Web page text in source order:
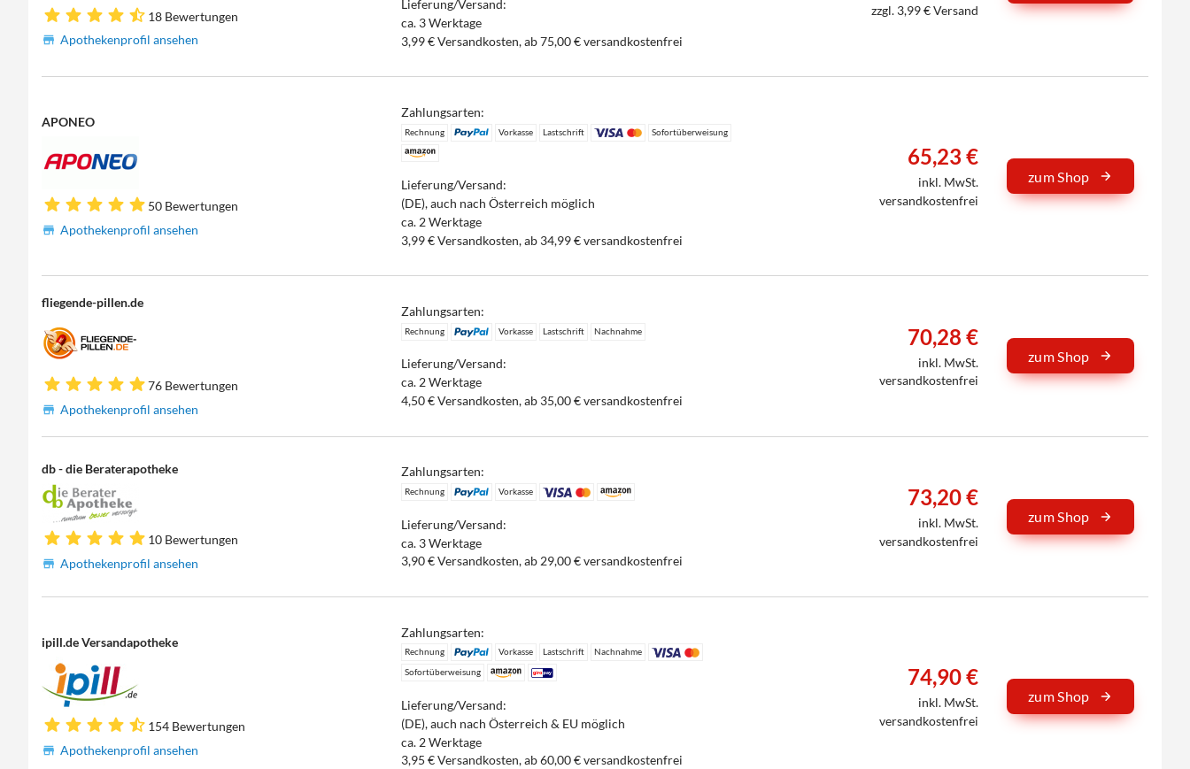
18 Bewertungen
Apothekenprofil ansehen
Lieferung/Versand:
ca. 3 Werktage
3,99 € Versandkosten, ab 75,00 € versandkostenfrei
zzgl. 3,99 € Versand
APONEO
50 Bewertungen
Apothekenprofil ansehen
Zahlungsarten:
Rechnung Vorkasse Lastschrift Sofortüberweisung
Lieferung/Versand:
(DE), auch nach Österreich möglich
ca. 2 Werktage
3,99 € Versandkosten, ab 34,99 € versandkostenfrei
65,23 €
inkl. MwSt.
versandkostenfrei
zum Shop
fliegende-pillen.de
76 Bewertungen
Apothekenprofil ansehen
Zahlungsarten:
Rechnung Vorkasse Lastschrift Nachnahme
Lieferung/Versand:
ca. 2 Werktage
4,50 € Versandkosten, ab 35,00 € versandkostenfrei
70,28 €
inkl. MwSt.
versandkostenfrei
zum Shop
db - die Beraterapotheke
10 Bewertungen
Apothekenprofil ansehen
Zahlungsarten:
Rechnung Vorkasse
Lieferung/Versand:
ca. 3 Werktage
3,90 € Versandkosten, ab 29,00 € versandkostenfrei
73,20 €
inkl. MwSt.
versandkostenfrei
zum Shop
ipill.de Versandapotheke
154 Bewertungen
Apothekenprofil ansehen
Zahlungsarten:
Rechnung Vorkasse Lastschrift
Nachnahme
Sofortüberweisung
Lieferung/Versand:
(DE), auch nach Österreich & EU möglich
ca. 2 Werktage
3,95 € Versandkosten, ab 60,00 € versandkostenfrei
74,90 €
inkl. MwSt.
versandkostenfrei
zum Shop